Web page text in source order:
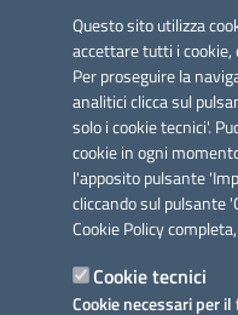
Questo sito utilizza
accettare tutti i cookie,
Per proseguire la
analitici clicca sul
solo i cookie tecnici'.
cookie in ogni
l'apposito pulsante
cliccando sul pulsante
Cookie Policy
Cookie tecnici
Cookie necessari per
Azione 2.3.
Link utili
Informativa privacy
Dichiarazione di